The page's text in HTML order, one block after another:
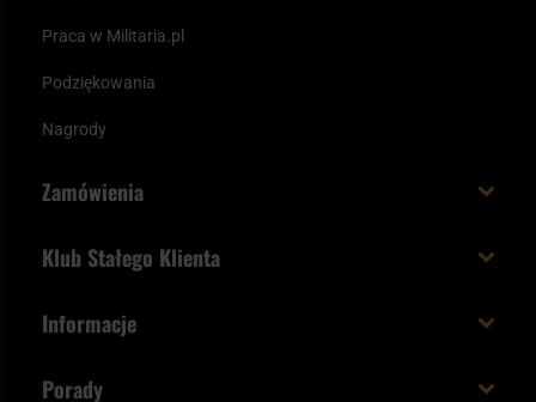
Praca w Militaria.pl
Podziękowania
Nagrody
Zamówienia
Paczka w weekend
Status zamówienia
Klub Stałego Klienta
Informacje
Porady